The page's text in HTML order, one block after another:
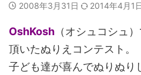
2008年3月31日 2014年4月1
OshKosh （オシュコシュ
頂いたぬりえコンテスト。
子ども達が喜んでぬりぬり